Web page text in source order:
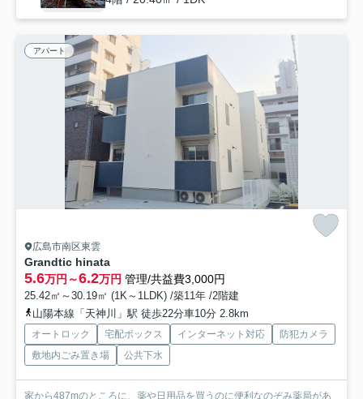
アパート
広島市南区東雲
Grandtic hinata
5.6万円～6.2万円 管理/共益費3,000円
25.42㎡～30.19㎡ (1K～1LDK) /築11年 /2階建
山陽本線「天神川」駅 徒歩22分車10分 2.8km
オートロック 宅配ボックス インターネット対応
防犯カメラ
敷地内ごみ置き場
公共下水
家から487mのところに、薬や日用品を買うのに便利なのぞみ薬局があ